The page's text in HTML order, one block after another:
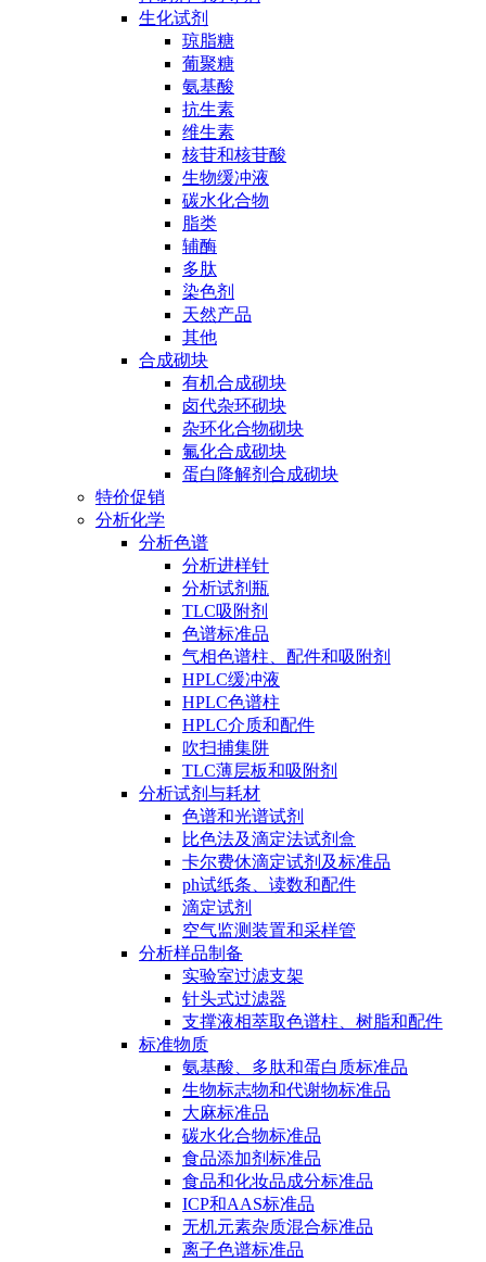
生化试剂
琼脂糖
葡聚糖
氨基酸
抗生素
维生素
核苷和核苷酸
生物缓冲液
碳水化合物
脂类
辅酶
多肽
染色剂
天然产品
其他
合成砌块
有机合成砌块
卤代杂环砌块
杂环化合物砌块
氟化合成砌块
蛋白降解剂合成砌块
特价促销
分析化学
分析色谱
分析进样针
分析试剂瓶
TLC吸附剂
色谱标准品
气相色谱柱、配件和吸附剂
HPLC缓冲液
HPLC色谱柱
HPLC介质和配件
吹扫捕集阱
TLC薄层板和吸附剂
分析试剂与耗材
色谱和光谱试剂
比色法及滴定法试剂盒
卡尔费休滴定试剂及标准品
ph试纸条、读数和配件
滴定试剂
空气监测装置和采样管
分析样品制备
实验室过滤支架
针头式过滤器
支撑液相萃取色谱柱、树脂和配件
标准物质
氨基酸、多肽和蛋白质标准品
生物标志物和代谢物标准品
大麻标准品
碳水化合物标准品
食品添加剂标准品
食品和化妆品成分标准品
ICP和AAS标准品
无机元素杂质混合标准品
离子色谱标准品